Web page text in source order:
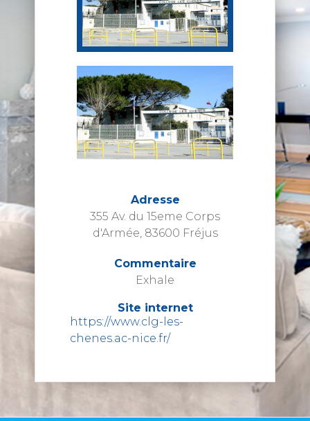
Adresse
355 Av. du 15eme Corps
d'Armée, 83600 Fréjus
Commentaire
Exhale
Site internet
https://www.clg-les-
chenes.ac-nice.fr/